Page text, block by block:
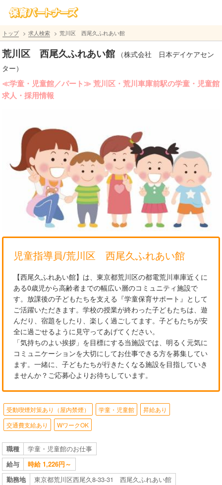
トップ 求人検索 荒川区 西尾久ふれあい館
荒川区 西尾久ふれあい館
（株式会社 日本デイケアセン
ター）
≪学童・児童館／パート≫ 荒川区・荒川車庫前駅の学童・児童館
求人・採用情報
児童指導員/荒川区 西尾久ふれあい館
【西尾久ふれあい館】は、東京都荒川区の都電荒川車庫近くに
ある0歳児から高齢者までの幅広い層のコミュニティ施設で
す。放課後の子どもたちを支える『学童保育サポート』として
ご活躍いただきます。学校の授業が終わった子どもたちは、遊
んだり、宿題をしたり、楽しく過ごしてます。子どもたちが安
全に過ごせるように見守ってあげてください。
「気持ちのよい挨拶」を目標にする当施設では、明るく元気に
コミュニケーションを大切にしてお仕事できる方を募集してい
ます。一緒に、子どもたちが行きたくなる施設を目指していき
ませんか？ご応募心よりお待ちしています。
受動喫煙対策あり（屋内禁煙） 学童・児童館
昇給あり
交通費支給あり
WワークOK
職種
学童・児童館のお仕事
給与
時給 1,226円～
勤務地
東京都荒川区西尾久8-33-31 西尾久ふれあい館